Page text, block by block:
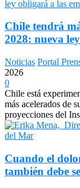
Chile tendrá
2028: nueva
Noticias Portal
2026
0
Chile está
más acelerados de
proyecciones del
Cuando el
también debe